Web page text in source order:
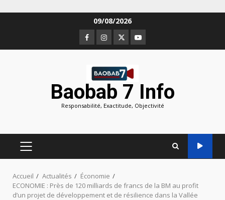
09/08/2026
Facebook
Instagram
TwitterYoutube
Baobab 7 Info
Responsabilité, Exactitude, Objectivité
MENU
PRINCIPAL
Accueil Actualités
Économie
ECONOMIE : Près de 120 milliards de francs de la BM au profit
d’un projet de développement et de résilience dans la Vallée